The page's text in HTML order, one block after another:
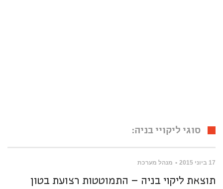
סוגי ליקויי בניה:
17 ביוני 2015 מנהל מערכת
תוצאת ליקוי בניה – התמוטטות רצועת בטון